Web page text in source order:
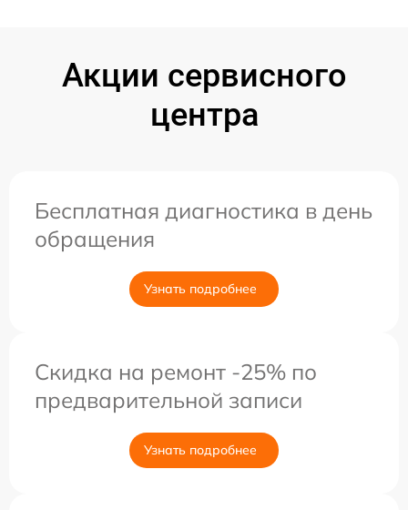
Акции сервисного
центра
Бесплатная диагностика в день
обращения
Узнать подробнее
Скидка на ремонт -25% по
предварительной записи
Узнать подробнее